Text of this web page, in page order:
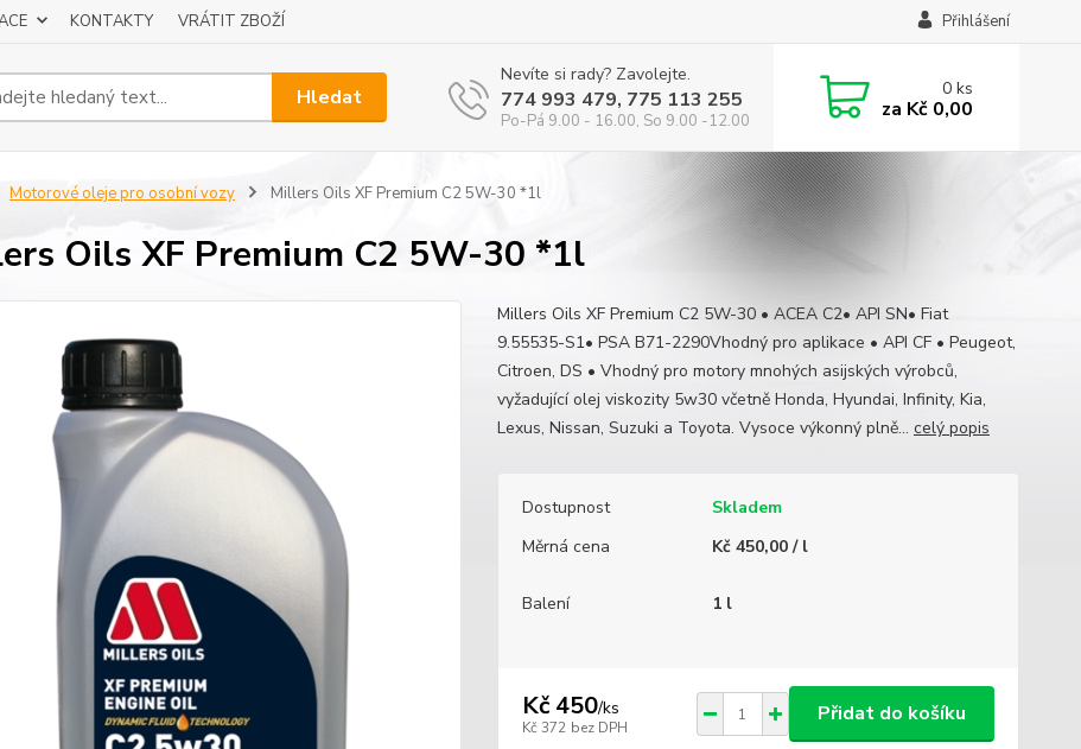
KONTAKTY VRÁTIT ZBOŽÍ Přihlášení
Hledat
Nevíte si rady? Zavolejte.
774 993 479, 775 113 255
Po-Pá 9.00 - 16.00, So 9.00 -12.00
0ks
za Kč 0,00
Motorové oleje pro osobní vozy Millers Oils XF Premium C2 5W-30 *1l
Oils XF Premium C2 5W-30 *1l
Millers Oils XF Premium C2 5W-30 • ACEA C2• API SN• Fiat
9.55535-S1• PSA B71-2290Vhodný pro aplikace • API CF • Peugeot,
Citroen, DS • Vhodný pro motory mnohých asijských výrobců,
vyžadující olej viskozity 5w30 včetně Honda, Hyundai, Infinity, Kia,
Lexus, Nissan, Suzuki a Toyota. Vysoce výkonný plně... celý popis
Dostupnost
Skladem
Měrná cena
Kč 450,00 / l
Balení 1 l
Kč 450/ks
Kč 372 bez DPH
Přidat do košíku